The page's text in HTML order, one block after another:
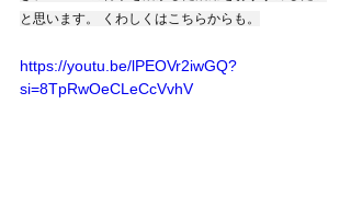
と思います。 くわしくはこちらからも。
https://youtu.be/lPEOVr2iwGQ?
si=8TpRwOeCLeCcVvhV